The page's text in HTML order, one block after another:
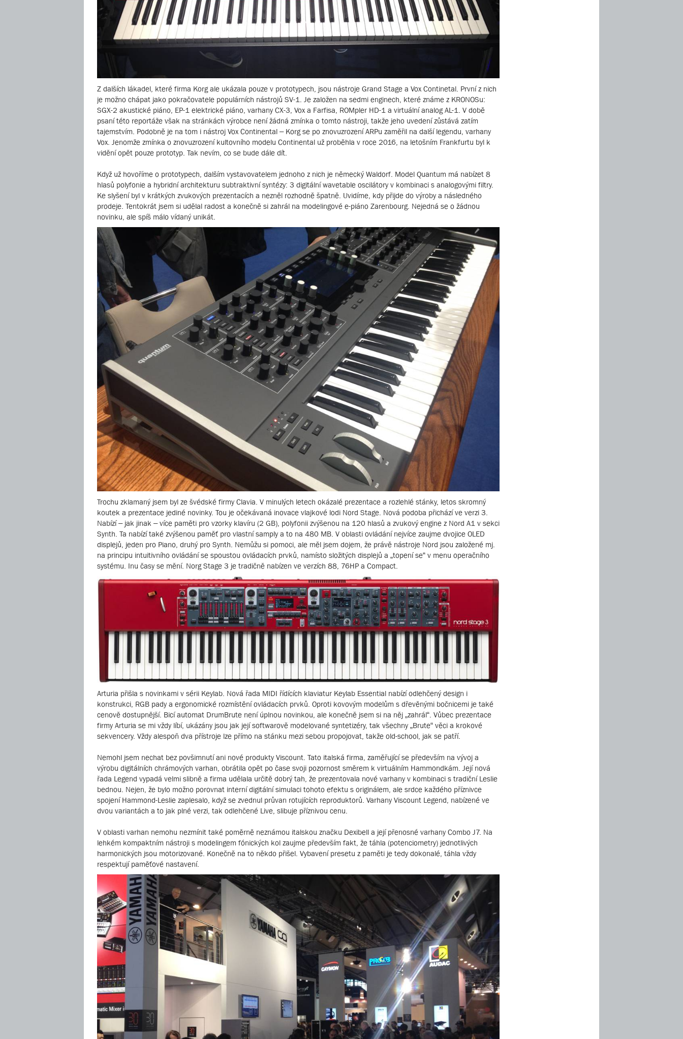
Z dalších lákadel, které firma Korg ale ukázala pouze v prototypech, jsou nástroje Grand Stage a Vox Continetal. První z nich
je možno chápat jako pokračovatele populárních nástrojů SV-1. Je založen na sedmi enginech, které známe z KRONOSu:
SGX-2 akustické piáno, EP-1 elektrické piáno, varhany CX-3, Vox a Farfisa, ROMpler HD-1 a virtuální analog AL-1. V době
psaní této reportáže však na stránkách výrobce není žádná zmínka o tomto nástroji, takže jeho uvedení zůstává zatím
tajemstvím. Podobně je na tom i nástroj Vox Continental – Korg se po znovuzrození ARPu zaměřil na další legendu, varhany
Vox. Jenomže zmínka o znovuzrození kultovního modelu Continental už proběhla v roce 2016, na letošním Frankfurtu byl k
vidění opět pouze prototyp. Tak nevím, co se bude dále dít.
Když už hovoříme o prototypech, dalším vystavovatelem jednoho z nich je německý Waldorf. Model Quantum má nabízet 8
hlasů polyfonie a hybridní architekturu subtraktivní syntézy: 3 digitální wavetable oscilátory v kombinaci s analogovými filtry.
Ke slyšení byl v krátkých zvukových prezentacích a nezněl rozhodně špatně. Uvidíme, kdy přijde do výroby a následného
prodeje. Tentokrát jsem si udělal radost a konečně si zahrál na modelingové e-piáno Zarenbourg. Nejedná se o žádnou
novinku, ale spíš málo vídaný unikát.
Trochu zklamaný jsem byl ze švédské firmy Clavia. V minulých letech okázalé prezentace a rozlehlé stánky, letos skromný
koutek a prezentace jediné novinky. Tou je očekávaná inovace vlajkové lodi Nord Stage. Nová podoba přichází ve verzi 3.
Nabízí – jak jinak – více paměti pro vzorky klavíru (2 GB), polyfonii zvýšenou na 120 hlasů a zvukový engine z Nord A1 v sekci
Synth. Ta nabízí také zvýšenou paměť pro vlastní samply a to na 480 MB. V oblasti ovládání nejvíce zaujme dvojice OLED
displejů, jeden pro Piano, druhý pro Synth. Nemůžu si pomoci, ale měl jsem dojem, že právě nástroje Nord jsou založené mj.
na principu intuitivního ovládání se spoustou ovládacích prvků, namísto složitých displejů a „topení se“ v menu operačního
systému. Inu časy se mění. Norg Stage 3 je tradičně nabízen ve verzích 88, 76HP a Compact.
Arturia přišla s novinkami v sérii Keylab. Nová řada MIDI řídících klaviatur Keylab Essential nabízí odlehčený design i
konstrukci, RGB pady a ergonomické rozmístění ovládacích prvků. Oproti kovovým modelům s dřevěnými bočnicemi je také
cenově dostupnější. Bicí automat DrumBrute není úplnou novinkou, ale konečně jsem si na něj „zahrál“. Vůbec prezentace
firmy Arturia se mi vždy líbí, ukázány jsou jak její softwarově modelované syntetizéry, tak všechny „Brute“ věci a krokové
sekvencery. Vždy alespoň dva přístroje lze přímo na stánku mezi sebou propojovat, takže old-school, jak se patří.
Nemohl jsem nechat bez povšimnutí ani nové produkty Viscount. Tato italská firma, zaměřující se především na vývoj a
výrobu digitálních chrámových varhan, obrátila opět po čase svoji pozornost směrem k virtuálním Hammondkám. Její nová
řada Legend vypadá velmi slibně a firma udělala určitě dobrý tah, že prezentovala nové varhany v kombinaci s tradiční Leslie
bednou. Nejen, že bylo možno porovnat interní digitální simulaci tohoto efektu s originálem, ale srdce každého příznivce
spojení Hammond-Leslie zaplesalo, když se zvednul průvan rotujících reproduktorů. Varhany Viscount Legend, nabízené ve
dvou variantách a to jak plné verzi, tak odlehčené Live, slibuje příznivou cenu.
V oblasti varhan nemohu nezmínit také poměrně neznámou italskou značku Dexibell a její přenosné varhany Combo J7. Na
lehkém kompaktním nástroji s modelingem fónických kol zaujme především fakt, že táhla (potenciometry) jednotlivých
harmonických jsou motorizované. Konečně na to někdo přišel. Vybavení presetu z paměti je tedy dokonalé, táhla vždy
respektují paměťové nastavení.